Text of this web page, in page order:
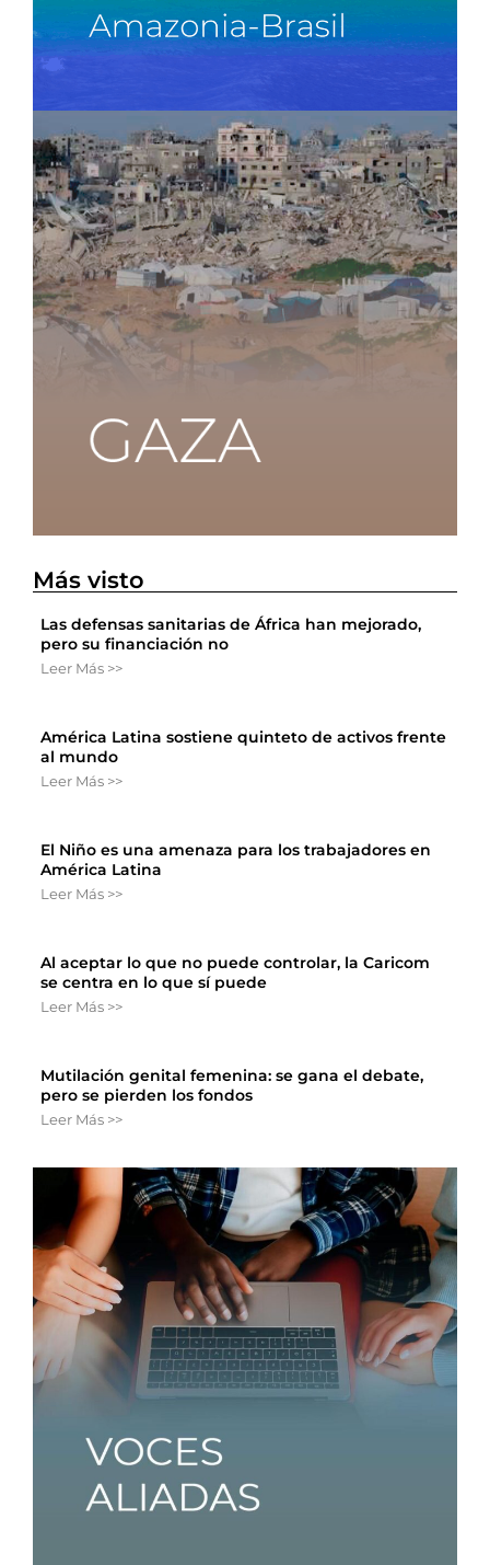
Más visto
Las defensas sanitarias de África han mejorado,
pero su financiación no
Leer Más >>
América Latina sostiene quinteto de activos frente
al mundo
Leer Más >>
El Niño es una amenaza para los trabajadores en
América Latina
Leer Más >>
Al aceptar lo que no puede controlar, la Caricom
se centra en lo que sí puede
Leer Más >>
Mutilación genital femenina: se gana el debate,
pero se pierden los fondos
Leer Más >>